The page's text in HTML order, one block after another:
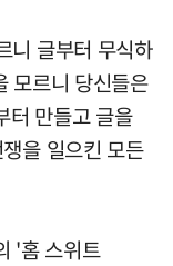
니 글부터 무식하
모르니 당신들은
터 만들고 글을
을 일으킨 모든
'홈 스위트